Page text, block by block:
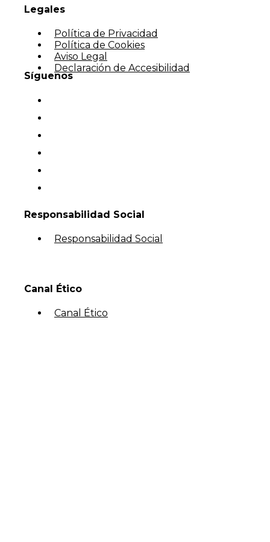
Legales
Política de Privacidad
Política de Cookies
Aviso Legal
Declaración de Accesibilidad
Síguenos
Responsabilidad Social
Responsabilidad Social
Canal Ético
Canal Ético